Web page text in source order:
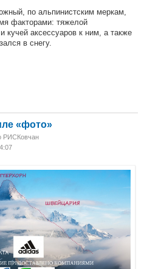
по альпинистским меркам,
факторами: тяжелой
кучей аксессуаров к ним, а также
в снегу.
«фото»
РИСКовчан